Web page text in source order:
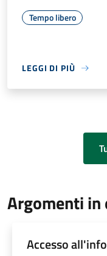
Tempo libero
LEGGI DI PIÙ
Argomenti in
Accesso